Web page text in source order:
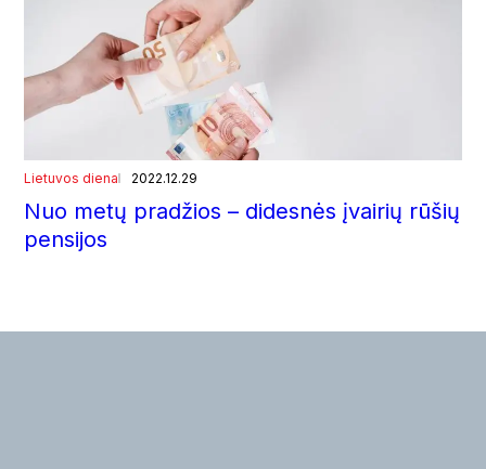
Lietuvos diena 2022.12.29
Nuo metų pradžios – didesnės įvairių rūšių
pensijos